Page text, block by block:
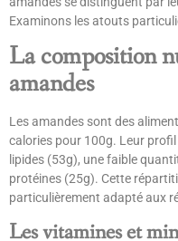
Examinons les atouts
La composition
amandes
Les amandes sont des
calories pour 100g. Leur
lipides (53g), une faible
protéines (25g). Cette
particulièrement adapté aux
Les vitamines et